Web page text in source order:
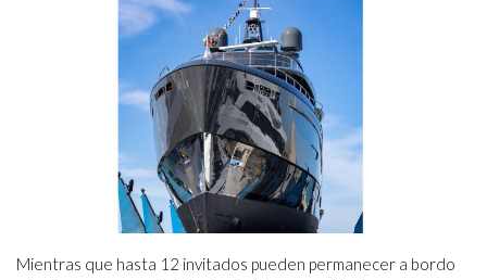
Mientras que hasta 12 invitados pueden permanecer a bordo